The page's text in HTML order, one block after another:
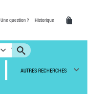
Une question ? Historique
AUTRES RECHERCHES